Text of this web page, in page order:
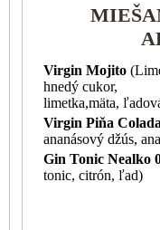
Virgin Mojito
hnedý cukor,
limetka,mäta,
Virgin Piňa Colada
ananásový džús,
Gin Tonic Nealko
tonic, citrón, ľad)